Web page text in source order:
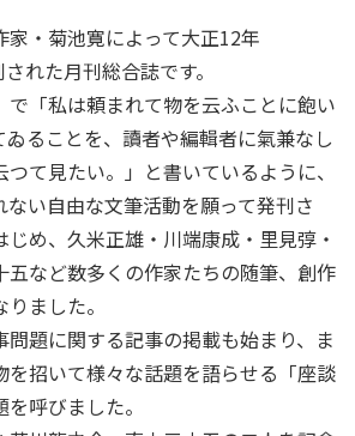
家・菊池寛によって大正12年
れた月刊総合誌です。
で「私は頼まれて物を云ふことに飽い
ゐることを、讀者や編輯者に氣兼なし
て見たい。」と書いているように、
い自由な文筆活動を願って発刊さ
め、久米正雄・川端康成・里見弴・
五など数多くの作家たちの随筆、創作
ました。
問題に関する記事の掲載も始まり、ま
を招いて様々な話題を語らせる「座談
呼びました。